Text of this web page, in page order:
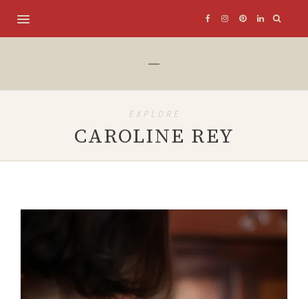
EXPLORE
CAROLINE REY